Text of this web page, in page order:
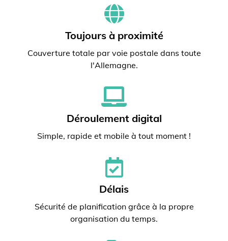
Toujours à proximité
Couverture totale par voie postale dans toute
l'Allemagne.
Déroulement digital
Simple, rapide et mobile à tout moment !
Délais
Sécurité de planification grâce à la propre
organisation du temps.